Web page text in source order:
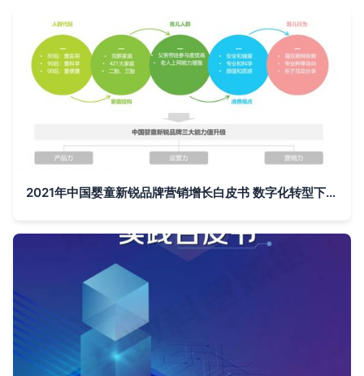
2021年中国婴童新锐品牌营销增长白皮书 数字化转型下的新机遇